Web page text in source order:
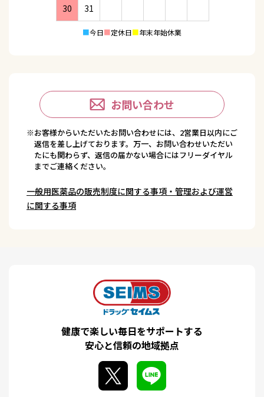
30 31
■今日■定休日■年末年始休業
お問い合わせ
※お客様からいただいたお問い合わせには、2営業日以内にご
返信を差し上げております。万一、お問い合わせいただい
たにも関わらず、返信の届かない場合にはフリーダイヤル
までご連絡ください。
一般用医薬品の販売制度に関する事項・管理および運営
に関する事項
健康で楽しい毎日をサポートする
安心と信頼の地域拠点